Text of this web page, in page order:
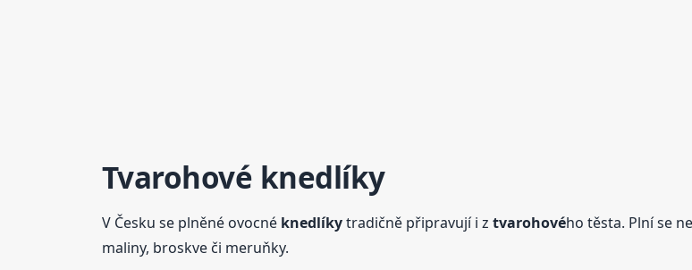
Tvarohové knedlíky
V Česku se plněné ovocné knedlíkytradičně připravují i z tvarohového těsta. Plní se
maliny, broskve či meruňky.